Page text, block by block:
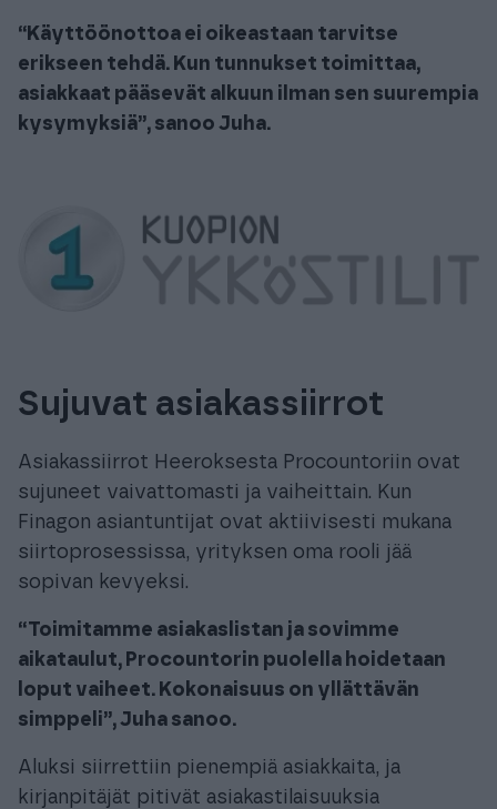
“Käyttöönottoa ei oikeastaan tarvitse
erikseen tehdä. Kun tunnukset toimittaa,
asiakkaat pääsevät alkuun ilman sen suurempia
kysymyksiä”, sanoo Juha.
Sujuvat asiakassiirrot
Asiakassiirrot Heeroksesta Procountoriin ovat
sujuneet vaivattomasti ja vaiheittain. Kun
Finagon asiantuntijat ovat aktiivisesti mukana
siirtoprosessissa, yrityksen oma rooli jää
sopivan kevyeksi.
“Toimitamme asiakaslistan ja sovimme
aikataulut, Procountorin puolella hoidetaan
loput vaiheet. Kokonaisuus on yllättävän
simppeli”, Juha sanoo.
Aluksi siirrettiin pienempiä asiakkaita, ja
kirjanpitäjät pitivät asiakastilaisuuksia